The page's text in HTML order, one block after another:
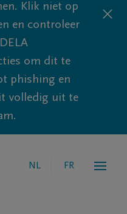
Klik niet op
en controleer
om dit te
phishing en
volledig uit te
NL FR